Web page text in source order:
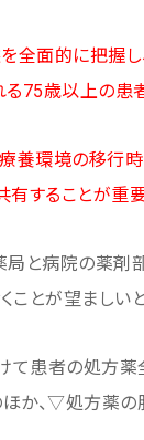
全面的に把握
75歳以上の患
養環境の移
することが重要
と病院の薬
とが望ましいと
て患者の処方
か、▽処方